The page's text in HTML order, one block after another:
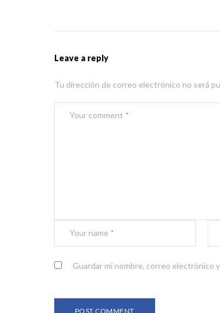
Leave a reply
Tu dirección de correo electrónico no será
Guardar mi nombre, correo electrónico